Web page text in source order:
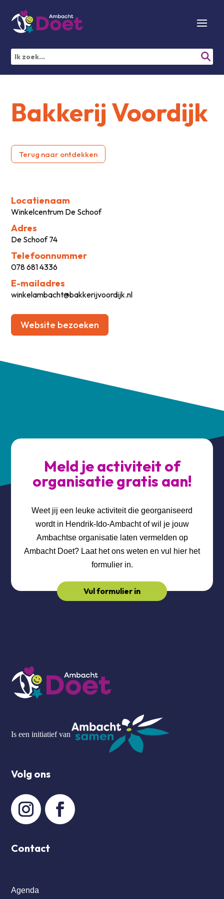
Bakkerij Voordijk
Terug naar ontdekken
Locatienaam
Winkelcentrum De Schoof
Adres
De Schoof 74
Telefoonnummer
078 681 4336
E-mailadres
winkelambacht@bakkerijvoordijk.nl
Website bezoeken
Meld je activiteit of
organisatie gratis aan!
Weet jij een leuke activiteit die georganiseerd
wordt in Hendrik-Ido-Ambacht of wil je jouw
Ambachtse organisatie laten vermelden op
Ambacht Doet? Laat het ons weten en vul hier het
formulier in.
Vul formulier in
Is een initiatief van
Volg ons
Contact
Agenda